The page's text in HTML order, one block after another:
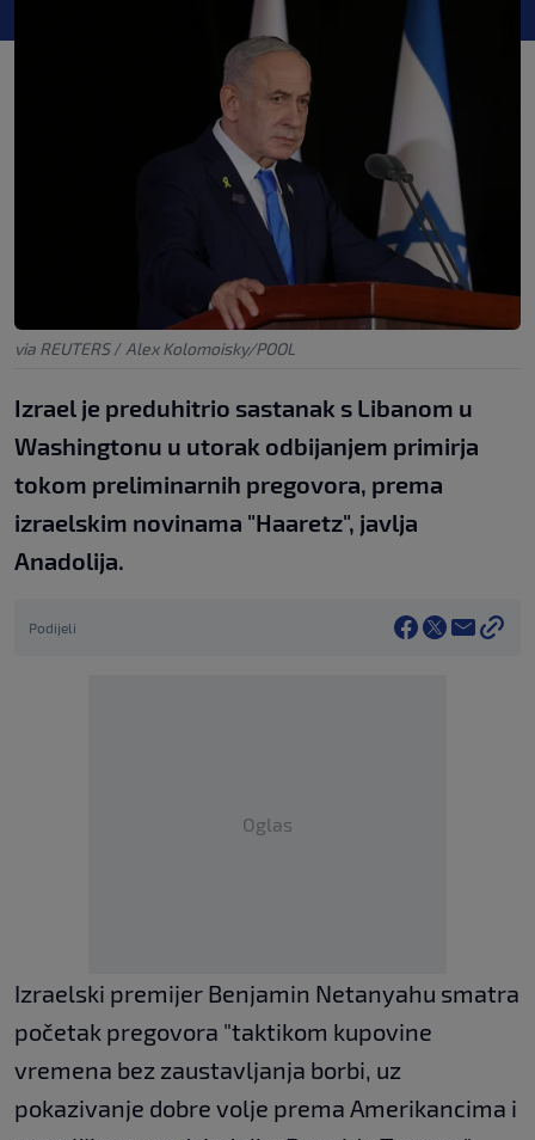
via REUTERS / Alex Kolomoisky/POOL
Izrael je preduhitrio sastanak s Libanom u
Washingtonu u utorak odbijanjem primirja
tokom preliminarnih pregovora, prema
izraelskim novinama "Haaretz", javlja
Anadolija.
Podijeli
Oglas
Izraelski premijer Benjamin Netanyahu smatra
početak pregovora "taktikom kupovine
vremena bez zaustavljanja borbi, uz
pokazivanje dobre volje prema Amerikancima i